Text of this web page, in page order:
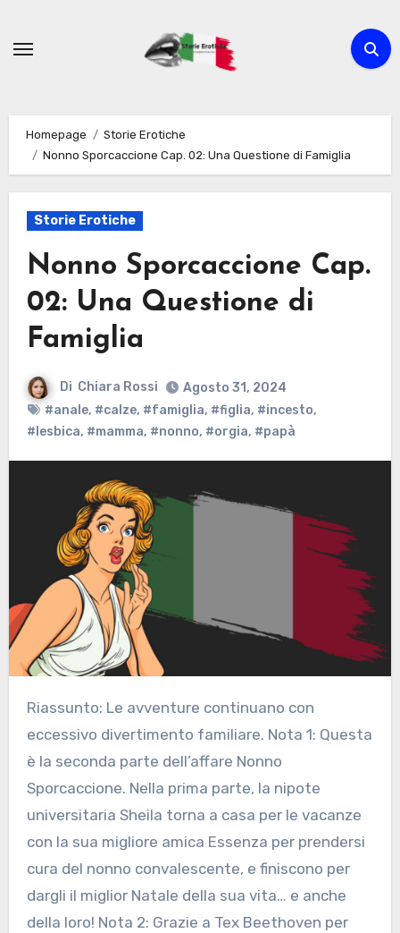
contenuto
Homepage
Storie Erotiche
Nonno Sporcaccione Cap. 02: Una Questione di Famiglia
Storie Erotiche
Nonno Sporcaccione Cap.
02: Una Questione di
Famiglia
Di Chiara Rossi
Agosto 31, 2024
#anale, #calze, #famiglia, #figlia, #incesto,
#lesbica, #mamma, #nonno, #orgia, #papà
Riassunto: Le avventure continuano con
eccessivo divertimento familiare. Nota 1: Questa
è la seconda parte dell’affare Nonno
Sporcaccione. Nella prima parte, la nipote
universitaria Sheila torna a casa per le vacanze
con la sua migliore amica Essenza per prendersi
cura del nonno convalescente, e finiscono per
dargli il miglior Natale della sua vita… e anche
della loro! Nota 2: Grazie a Tex Beethoven per